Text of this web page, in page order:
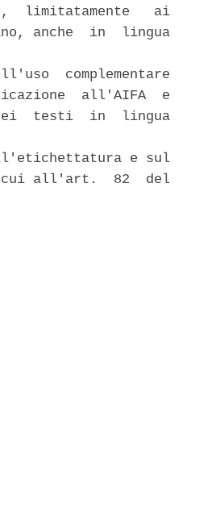
limitatamente   ai
anche  in  lingua
complementare
all'AIFA  e
dei  testi  in  lingua
e sul
cui all'art.  82  del